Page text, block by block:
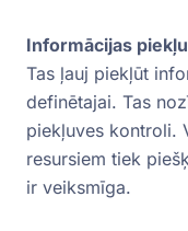
Informācijas
Tas ļauj piekļūt
definētajai. Tas
piekļuves kontroli.
resursiem tiek
ir veiksmīga.